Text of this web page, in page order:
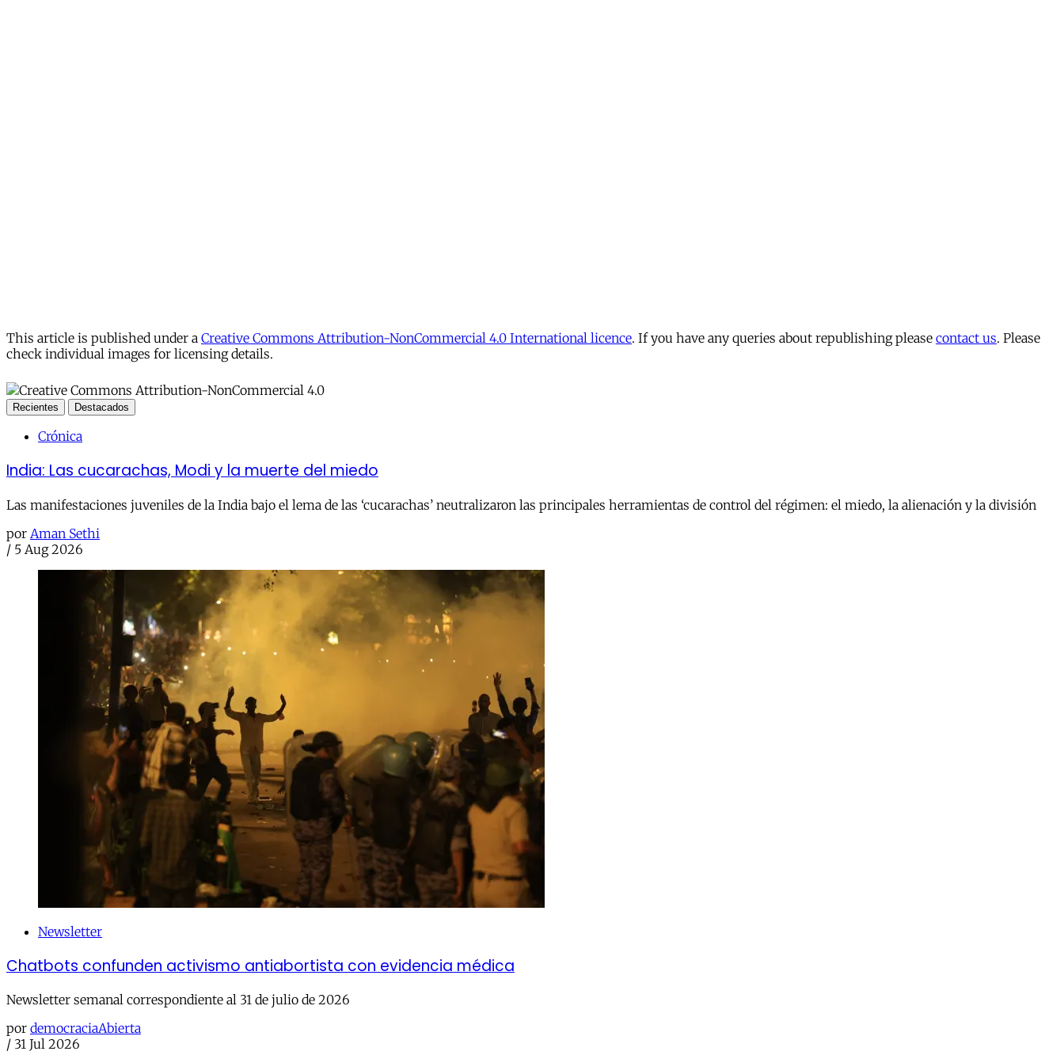
This article is published under a Creative Commons Attribution-NonCommercial 4.0 International licence. If you have any queries about republishing please contact us. Please
check individual images for licensing details.
Recientes Destacados
Crónica
India: Las cucarachas, Modi y la muerte del miedo
Las manifestaciones juveniles de la India bajo el lema de las ‘cucarachas’ neutralizaron las principales herramientas de control del régimen: el miedo, la alienación y la división
por Aman Sethi
/ 5 Aug 2026
Newsletter
Chatbots confunden activismo antiabortista con evidencia médica
Newsletter semanal correspondiente al 31 de julio de 2026
por democraciaAbierta
/ 31 Jul 2026